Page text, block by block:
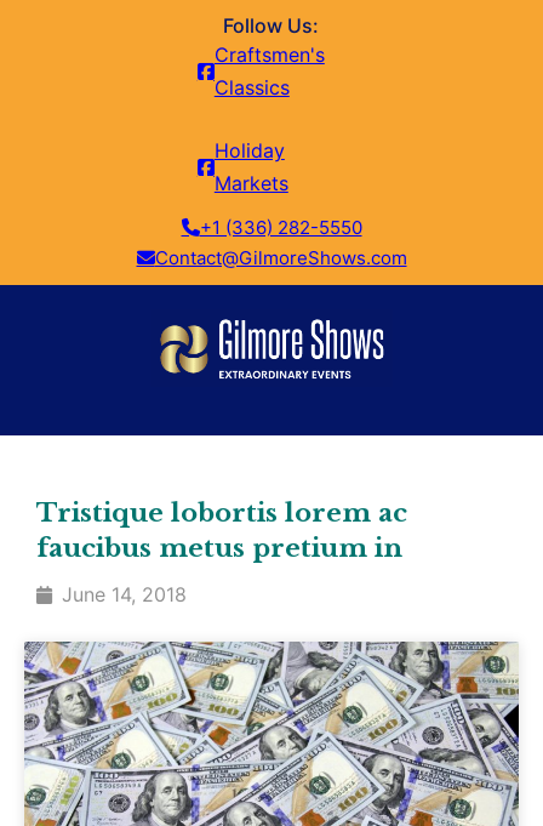
Follow Us:
Craftsmen's
Classics
Holiday
Markets
+1 (336) 282-5550
Contact@GilmoreShows.com
Tristique lobortis lorem ac
faucibus metus pretium in
June 14, 2018